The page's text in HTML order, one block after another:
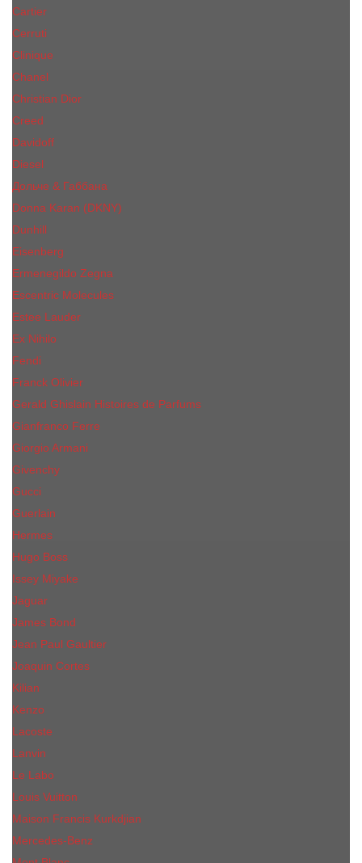
Cartier
Cerruti
Сliniquе
Chanel
Christian Dior
Creed
Davidoff
Diesel
Дольче & Габбана
Donna Karan (DKNY)
Dunhill
Eisenberg
Ermenegildo Zegna
Escentric Molecules
Еsteе Lаudеr
Ex Nihilo
Fendi
Franck Olivier
Gerald Ghislain Histoires de Parfums
Gianfranco Ferre
Giorgio Armani
Givenchy
Gucci
Guerlain
Hermes
Hugo Boss
Issey Miyake
Jaguar
James Bond
Jean Paul Gaultier
Joaquin Сortes
Kilian
Kenzo
Lacoste
Lanvin
Le Labo
Louis Vuitton
Maison Francis Kurkdjian
Mercedes-Benz